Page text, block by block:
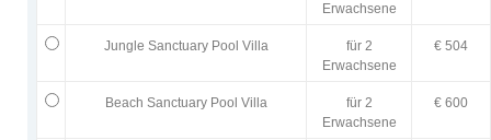
Erwachsene
Jungle Sanctuary Pool Villa
für 2
Erwachsene
€ 504
Beach Sanctuary Pool Villa
für 2
Erwachsene
€ 600